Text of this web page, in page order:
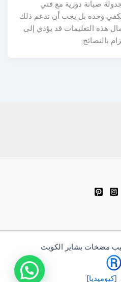
صيانة دورية مع فني
وحده بل يجب أن تدعم ذلك
هذه التعليمات قد يؤدي إلى
بالنصائح
مضخات بشاير الكويت
[كيوميديا]